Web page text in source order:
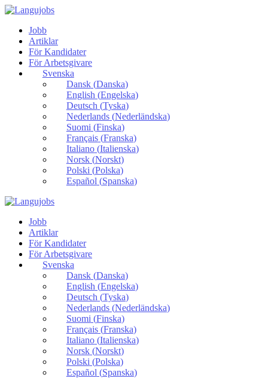
Jobb
Artiklar
För Kandidater
För Arbetsgivare
Svenska
Dansk(Danska)
English (Engelska)
Deutsch (Tyska)
Nederlands(Nederländska)
Suomi (Finska)
Français(Franska)
Italiano(Italienska)
Norsk(Norskt)
Polski (Polska)
Español (Spanska)
Jobb
Artiklar
För Kandidater
För Arbetsgivare
Svenska
Dansk(Danska)
English (Engelska)
Deutsch (Tyska)
Nederlands(Nederländska)
Suomi (Finska)
Français(Franska)
Italiano(Italienska)
Norsk(Norskt)
Polski (Polska)
Español (Spanska)